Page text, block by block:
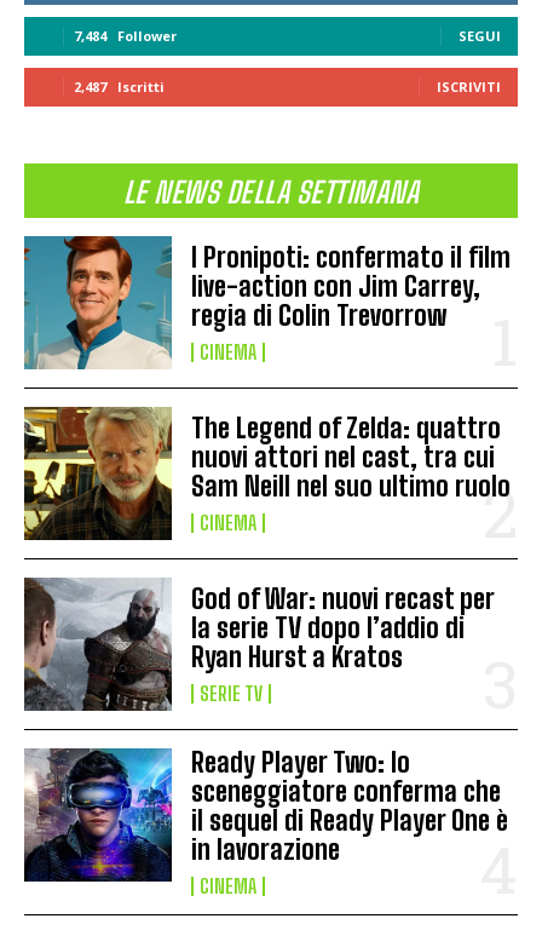
7,484 Follower SEGUI
2,487 Iscritti ISCRIVITI
LE NEWS DELLA SETTIMANA
I Pronipoti: confermato il film
live-action con Jim Carrey,
regia di Colin Trevorrow
CINEMA
The Legend of Zelda: quattro
nuovi attori nel cast, tra cui
Sam Neill nel suo ultimo ruolo
CINEMA
God of War: nuovi recast per
la serie TV dopo l’addio di
Ryan Hurst a Kratos
SERIE TV
Ready Player Two: lo
sceneggiatore conferma che
il sequel di Ready Player One è
in lavorazione
CINEMA